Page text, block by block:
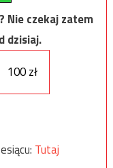
Nie czekaj zatem
dzisiaj.
100 zł
Tutaj